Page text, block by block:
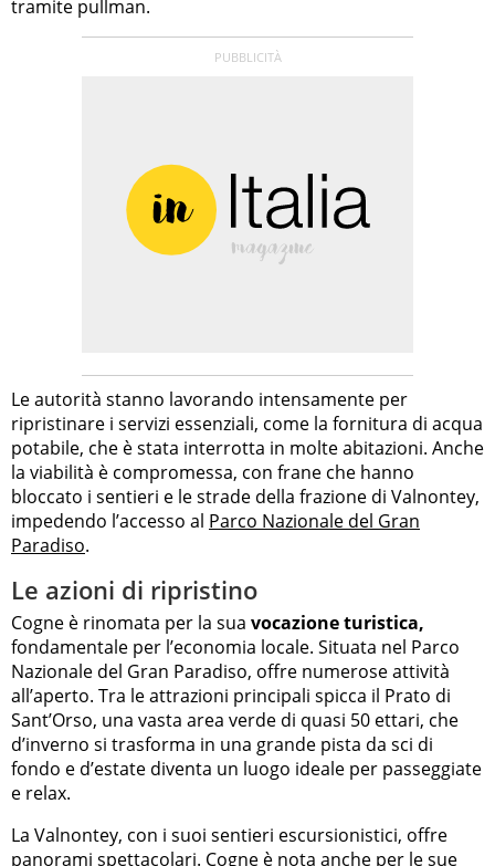
tramite pullman.
Le autorità stanno lavorando intensamente per
ripristinare i servizi essenziali, come la fornitura di acqua
potabile, che è stata interrotta in molte abitazioni. Anche
la viabilità è compromessa, con frane che hanno
bloccato i sentieri e le strade della frazione di Valnontey,
impedendo l’accesso al Parco Nazionale del Gran
Paradiso.
Le azioni di ripristino
Cogne è rinomata per la sua vocazione turistica,
fondamentale per l’economia locale. Situata nel Parco
Nazionale del Gran Paradiso, offre numerose attività
all’aperto. Tra le attrazioni principali spicca il Prato di
Sant’Orso, una vasta area verde di quasi 50 ettari, che
d’inverno si trasforma in una grande pista da sci di
fondo e d’estate diventa un luogo ideale per passeggiate
e relax.
La Valnontey, con i suoi sentieri escursionistici, offre
panorami spettacolari. Cogne è nota anche per le sue